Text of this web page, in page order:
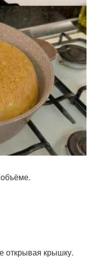
открывая крышку.